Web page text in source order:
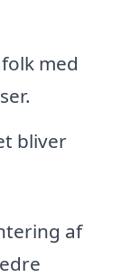
med
bliver
af